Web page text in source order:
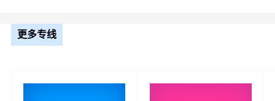
应城,安陆,汉川为转运中心，业务覆盖公路汽车快运，铁路
运输等物流相关增值服务，同时在行业内率先开通江门至
更多专线